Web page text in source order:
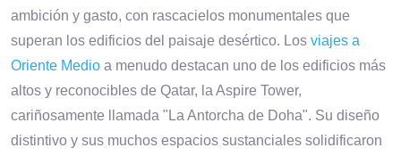
ambición y gasto, con rascacielos monumentales que
superan los edificios del paisaje desértico. Los viajes a
Oriente Medio a menudo destacan uno de los edificios más
altos y reconocibles de Qatar, la Aspire Tower,
cariñosamente llamada "La Antorcha de Doha". Su diseño
distintivo y sus muchos espacios sustanciales solidificaron